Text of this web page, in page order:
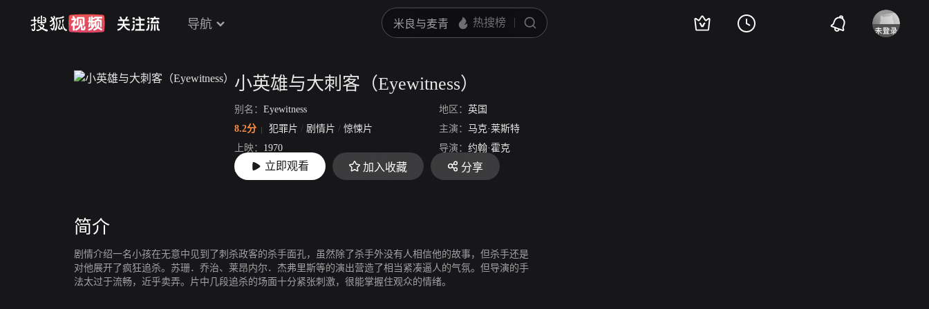
导航
小英雄与大刺客（Eyewitness）
别名： Eyewitness 地区： 英国
8.2分
犯罪片 / 剧情片 / 惊悚片 主演： 马克·莱斯特
上映： 1970 导演： 约翰·霍克
片长： 91分55秒
立即观看 加入收藏 分享
简介
剧情介绍一名小孩在无意中见到了刺杀政客的杀手面孔，虽然除了杀手外没有人相信他的故事，但杀手还是
对他展开了疯狂追杀。苏珊．乔治、莱昂内尔．杰弗里斯等的演出营造了相当紧凑逼人的气氛。但导演的手
法太过于流畅，近乎卖弄。片中几段追杀的场面十分紧张刺激，很能掌握住观众的情绪。